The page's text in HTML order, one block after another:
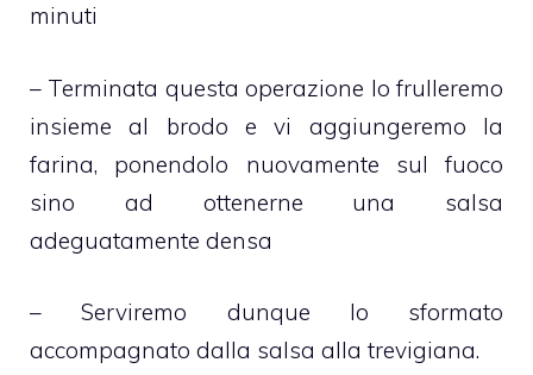
minuti
– Terminata questa operazione lo frulleremo
insieme al brodo e vi aggiungeremo la
farina, ponendolo nuovamente sul fuoco
sino ad ottenerne una salsa
adeguatamente densa
– Serviremo dunque lo sformato
accompagnato dalla salsa alla trevigiana.